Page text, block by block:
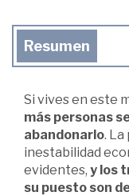
Resumen
Si vives en este
más personas
abandonarlo. La
inestabilidad
evidentes, y los
su puesto son